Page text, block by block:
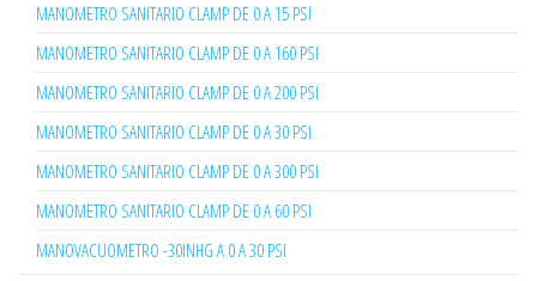
MANOMETRO SANITARIO CLAMP DE 0 A 15 PSI
MANOMETRO SANITARIO CLAMP DE 0 A 160 PSI
MANOMETRO SANITARIO CLAMP DE 0 A 200 PSI
MANOMETRO SANITARIO CLAMP DE 0 A 30 PSI
MANOMETRO SANITARIO CLAMP DE 0 A 300 PSI
MANOMETRO SANITARIO CLAMP DE 0 A 60 PSI
MANOVACUOMETRO -30INHG A 0 A 30 PSI